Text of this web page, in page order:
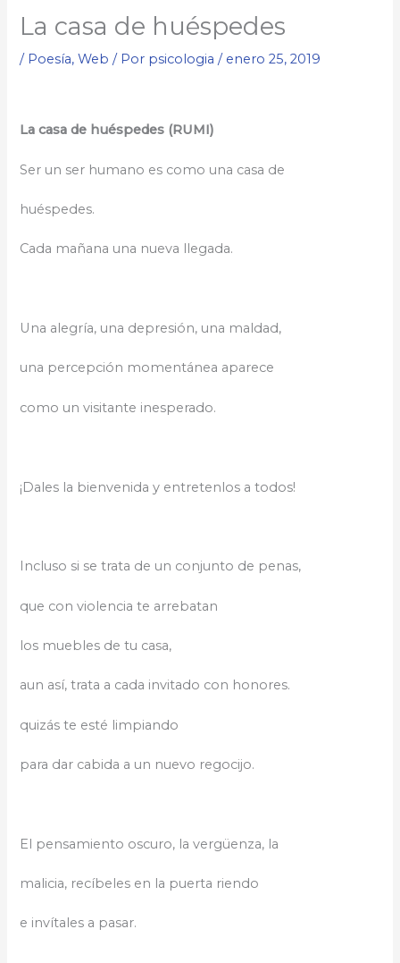
La casa de huéspedes
/ Poesía,Web / Por psicologia/ enero 25, 2019
La casa de huéspedes (RUMI)
Ser un ser humano es como una casa de
huéspedes.
Cada mañana una nueva llegada.
Una alegría, una depresión, una maldad,
una percepción momentánea aparece
como un visitante inesperado.
¡Dales la bienvenida y entretenlos a todos!
Incluso si se trata de un conjunto de penas,
que con violencia te arrebatan
los muebles de tu casa,
aun así, trata a cada invitado con honores.
quizás te esté limpiando
para dar cabida a un nuevo regocijo.
El pensamiento oscuro, la vergüenza, la
malicia, recíbeles en la puerta riendo
e invítales a pasar.